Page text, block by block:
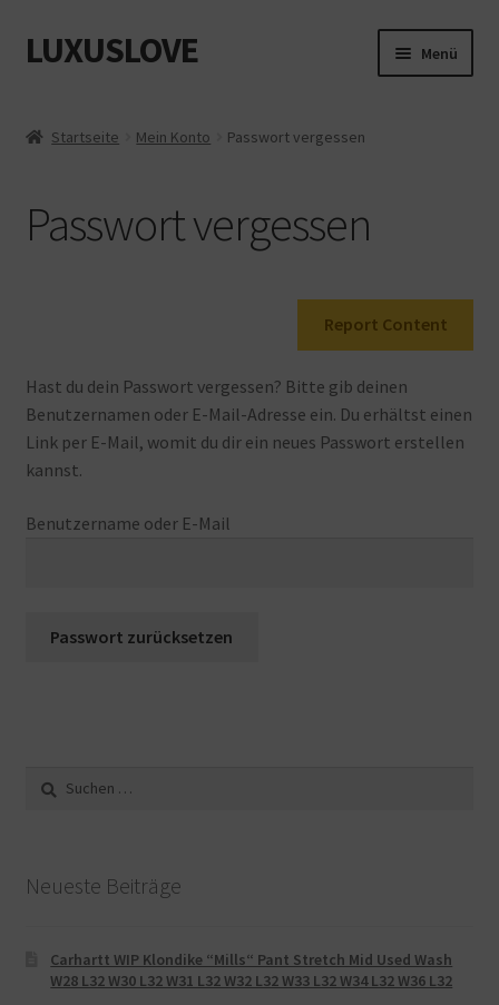
Zur
Navigation
Zum
Inhalt
LUXUSLOVE Menü
Datenschutz
Shop
Warenkorb
Startseite Mein Konto Passwort vergessen
Passwort vergessen
Report Content
Hast du dein Passwort vergessen? Bitte gib deinen
Benutzernamen oder E-Mail-Adresse ein. Du erhältst einen
Link per E-Mail, womit du dir ein neues Passwort erstellen
kannst.
Benutzername oder E-Mail
Passwort zurücksetzen
Suche
nach:
Neueste Beiträge
Carhartt WIP Klondike “Mills“ Pant Stretch Mid Used Wash
W28 L32 W30 L32 W31 L32 W32 L32 W33 L32 W34 L32 W36 L32